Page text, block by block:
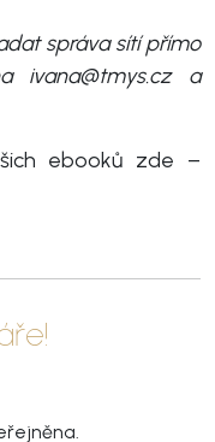
správa sítí přímo
a
ebooků zde –